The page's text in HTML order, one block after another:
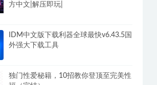
方中文|解压即玩|
IDM中文版下载利器全球最快v6.43.5国
外强大下载工具
独门性爱秘籍，10招教你登顶至完美性